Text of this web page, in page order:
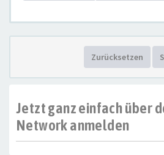
Zurücksetzen
Jetzt ganz einfach über
Network anmelden